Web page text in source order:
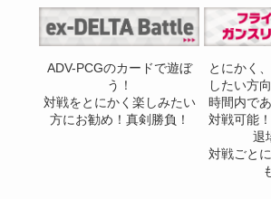
ADV-PCGのカードで遊ぼ
う！
対戦をとにかく楽しみたい
方にお勧め！真剣勝負！
とにかく
したい方
時間内で
対戦可能
退
対戦ごと